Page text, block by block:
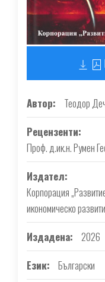
Автор
Теодор
Рецензенти
Проф. д.ик.н. Румен
Издател
Корпорация
икономическо
Издадена
2026
Език
Български